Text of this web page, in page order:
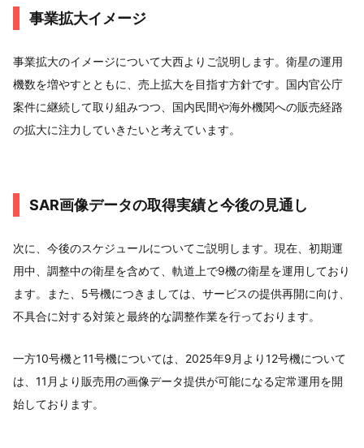
事業拡大イメージ
事業拡大のイメージについて大西よりご説明します。衛星の運用
機数を増やすとともに、売上拡大を目指す方針です。国内官公庁
案件に継続して取り組みつつ、国内民間や海外機関への販売経路
の拡大に注力していきたいと考えています。
SAR画像データの取得実績と今後の見通し
次に、今後のスケジュールについてご説明します。現在、初期運
用中、調整中の衛星を含めて、軌道上で9機の衛星を運用しており
ます。また、5号機につきましては、サービスの提供再開に向け、
不具合に対する対策と最終的な調整作業を行っております。
一方10号機と11号機については、2025年9月より12号機について
は、11月より販売用の画像データ提供が可能になる定常運用を開
始しております。